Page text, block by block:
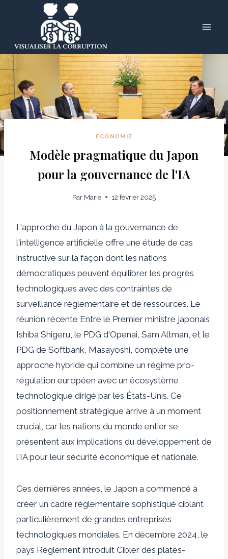
ECONOMIE
Modèle pragmatique du Japon
pour la gouvernance de l'IA
Par Marie 12 février 2025
L'approche du Japon à la gouvernance de
l'intelligence artificielle offre une étude de cas
instructive sur la façon dont les nations
démocratiques peuvent équilibrer les progrès
technologiques avec des contraintes de
surveillance réglementaire et de ressources. Le
réunion récente Entre le Premier ministre japonais
Ishiba Shigeru, le PDG d'Openai, Sam Altman, et le
PDG de Softbank, Masayoshi, complète une
approche hybride qui combine un régime pro-
régulation européen avec un écosystème
technologique dirigé par les États-Unis. Ce
positionnement stratégique arrive à un moment
crucial, car les nations du monde entier se
présentent aux implications du développement de
l'IA pour leur sécurité économique et nationale.
Ces dernières années, le Japon a commencé à
créer un cadre réglementaire sophistiqué ciblant
particulièrement de grandes entreprises
technologiques mondiales. En décembre 2024, le
pays Règlement introduit Cibler des plates-